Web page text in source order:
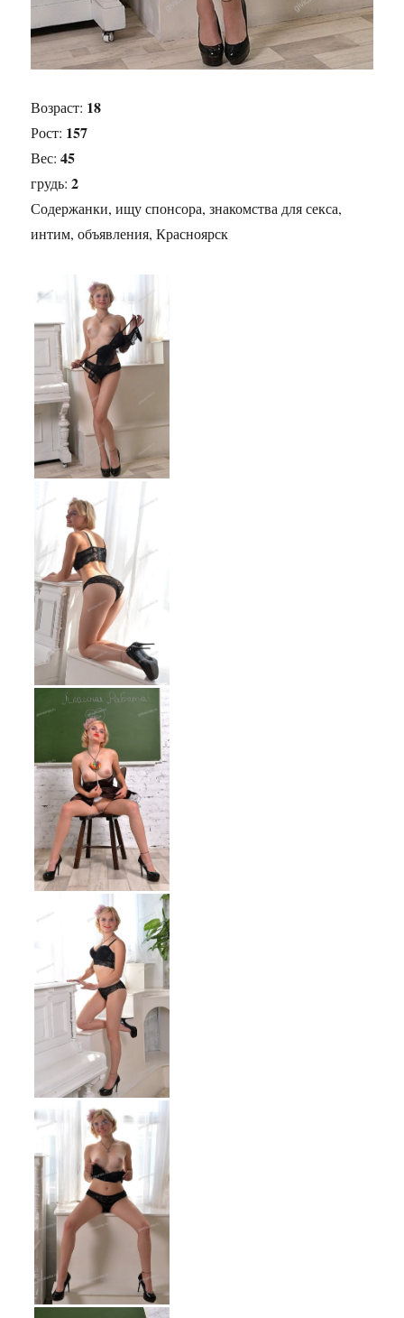
Возраст: 18
Рост: 157
Вес:45
грудь:2
Содержанки, ищу спонсора, знакомства для секса,
интим, объявления, Красноярск